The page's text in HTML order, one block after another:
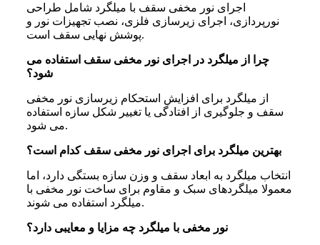
اجرای نور مخفی سقف با میلگرد شامل طراحی
نورپردازی، اجرای زیرسازی فلزی، نصب تجهیزات نور و
پوشش نهایی سقف است.
چرا از میلگرد در اجرای نور مخفی سقف استفاده می
شود؟
از میلگرد برای افزایش استحکام زیرسازی نور مخفی
سقف و جلوگیری از افتادگی یا تغییر شکل سازه استفاده
می شود.
بهترین میلگرد برای اجرای نور مخفی سقف کدام است؟
انتخاب میلگرد به ابعاد سقف و وزن سازه بستگی دارد، اما
معمولا میلگردهای سبک و مقاوم برای ساخت نور مخفی با
میلگرد استفاده می شوند.
نور مخفی با میلگرد چه مزایا و معایبی دارد؟